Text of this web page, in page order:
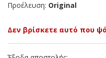
Προέλευση: Original
Δεν βρίσκετε αυτό που